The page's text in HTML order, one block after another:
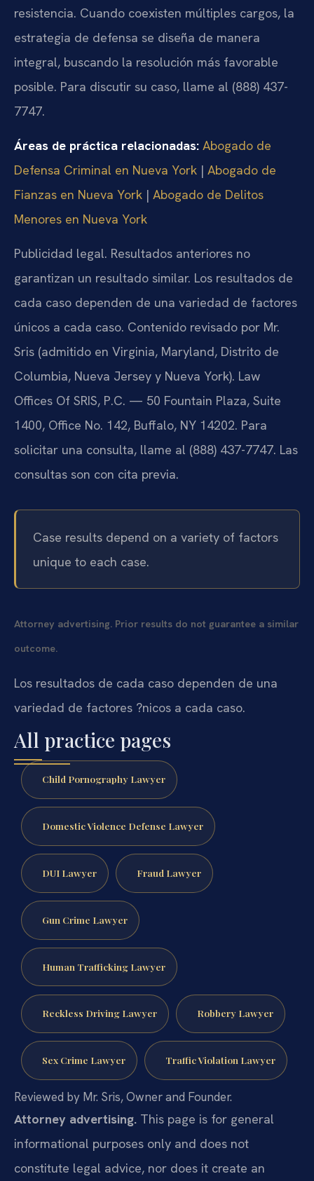
resistencia. Cuando coexisten múltiples cargos, la
estrategia de defensa se diseña de manera
integral, buscando la resolución más favorable
posible. Para discutir su caso, llame al (888) 437-
7747.
Áreas de práctica relacionadas: Abogado de
Defensa Criminal en Nueva York | Abogado de
Fianzas en Nueva York | Abogado de Delitos
Menores en Nueva York
Publicidad legal. Resultados anteriores no
garantizan un resultado similar. Los resultados de
cada caso dependen de una variedad de factores
únicos a cada caso. Contenido revisado por Mr.
Sris (admitido en Virginia, Maryland, Distrito de
Columbia, Nueva Jersey y Nueva York). Law
Offices Of SRIS, P.C. — 50 Fountain Plaza, Suite
1400, Office No. 142, Buffalo, NY 14202. Para
solicitar una consulta, llame al (888) 437-7747. Las
consultas son con cita previa.
Case results depend on a variety of factors
unique to each case.
Attorney advertising. Prior results do not guarantee a similar
outcome.
Los resultados de cada caso dependen de una
variedad de factores ?nicos a cada caso.
All practice pages
Child Pornography Lawyer
Domestic Violence Defense Lawyer
DUI Lawyer Fraud Lawyer
Gun Crime Lawyer
Human Trafficking Lawyer
Reckless Driving Lawyer Robbery Lawyer
Sex Crime Lawyer Traffic Violation Lawyer
Reviewed by Mr. Sris, Owner and Founder.
Attorney advertising. This page is for general
informational purposes only and does not
constitute legal advice, nor does it create an